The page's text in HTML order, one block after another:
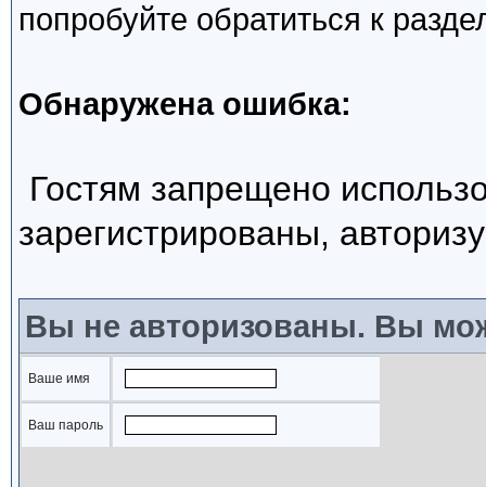
попробуйте обратиться к
Обнаружена ошибка:
Гостям запрещено
зарегистрированы,
Вы не авторизованы. Вы
Ваше имя
Ваш пароль